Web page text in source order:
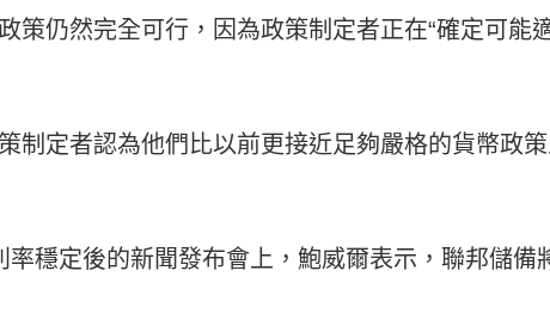
策仍然完全可行，因為政策制定者正在“確定可能
制定者認為他們比以前更接近足夠嚴格的貨幣政策
穩定後的新聞發布會上，鮑威爾表示，聯邦儲備